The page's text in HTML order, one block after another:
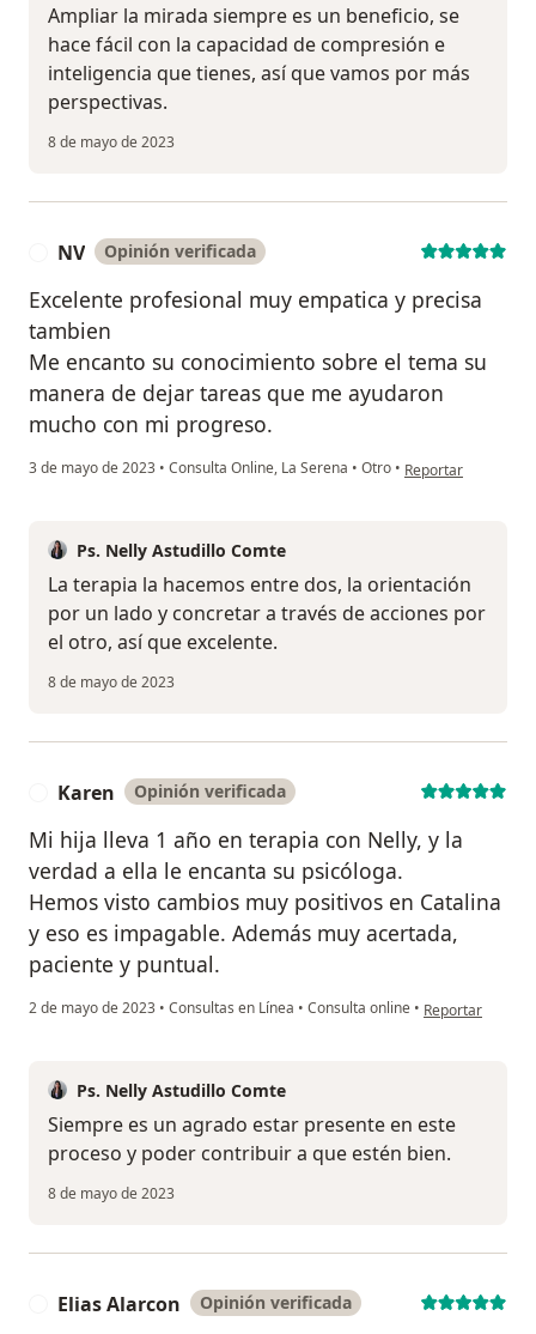
Ampliar la mirada siempre es un beneficio, se
hace fácil con la capacidad de compresión e
inteligencia que tienes, así que vamos por más
perspectivas.
8 de mayo de 2023
NV Opinión verificada
Excelente profesional muy empatica y precisa
tambien
Me encanto su conocimiento sobre el tema su
manera de dejar tareas que me ayudaron
mucho con mi progreso.
3 de mayo de 2023 • Consulta Online, La Serena • Otro • en opinión del
Reportar
Ps. Nelly Astudillo Comte
La terapia la hacemos entre dos, la orientación
por un lado y concretar a través de acciones por
el otro, así que excelente.
8 de mayo de 2023
Karen Opinión verificada
Mi hija lleva 1 año en terapia con Nelly, y la
verdad a ella le encanta su psicóloga.
Hemos visto cambios muy positivos en Catalina
y eso es impagable. Además muy acertada,
paciente y puntual.
2 de mayo de 2023 • Consultas en Línea • Consulta online • en opinión del
Reportar
Ps. Nelly Astudillo Comte
Siempre es un agrado estar presente en este
proceso y poder contribuir a que estén bien.
8 de mayo de 2023
Elias Alarcon Opinión verificada